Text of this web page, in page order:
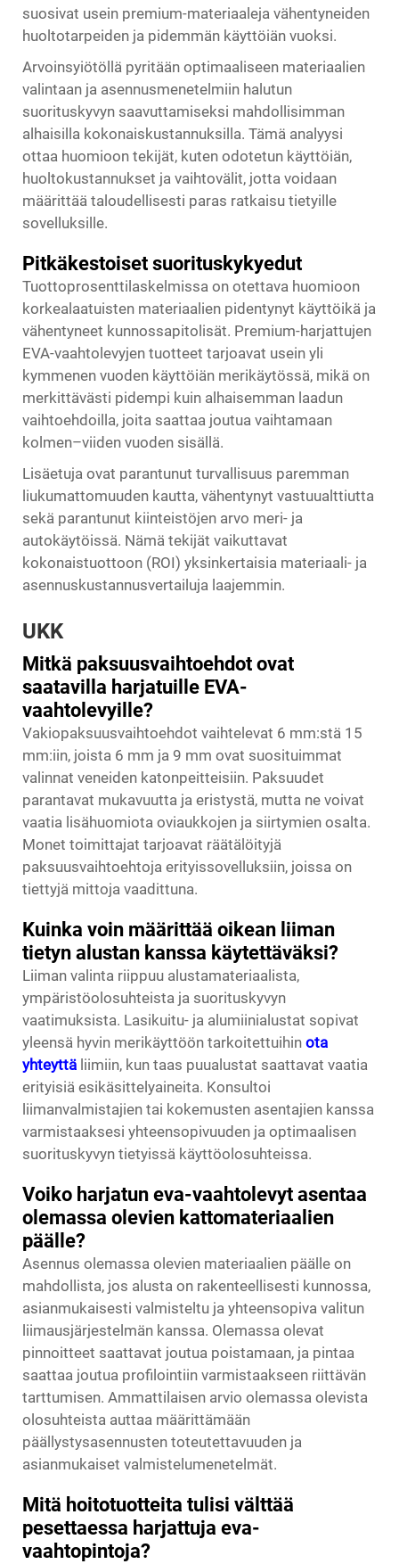
suosivat usein premium-materiaaleja vähentyneiden
huoltotarpeiden ja pidemmän käyttöiän vuoksi.
Arvoinsyiötöllä pyritään optimaaliseen materiaalien
valintaan ja asennusmenetelmiin halutun
suorituskyvyn saavuttamiseksi mahdollisimman
alhaisilla kokonaiskustannuksilla. Tämä analyysi
ottaa huomioon tekijät, kuten odotetun käyttöiän,
huoltokustannukset ja vaihtovälit, jotta voidaan
määrittää taloudellisesti paras ratkaisu tietyille
sovelluksille.
Pitkäkestoiset suorituskykyedut
Tuottoprosenttilaskelmissa on otettava huomioon
korkealaatuisten materiaalien pidentynyt käyttöikä ja
vähentyneet kunnossapitolisät. Premium-harjattujen
EVA-vaahtolevyjen tuotteet tarjoavat usein yli
kymmenen vuoden käyttöiän merikäytössä, mikä on
merkittävästi pidempi kuin alhaisemman laadun
vaihtoehdoilla, joita saattaa joutua vaihtamaan
kolmen–viiden vuoden sisällä.
Lisäetuja ovat parantunut turvallisuus paremman
liukumattomuuden kautta, vähentynyt vastuualttiutta
sekä parantunut kiinteistöjen arvo meri- ja
autokäytöissä. Nämä tekijät vaikuttavat
kokonaistuottoon (ROI) yksinkertaisia materiaali- ja
asennuskustannusvertailuja laajemmin.
UKK
Mitkä paksuusvaihtoehdot ovat
saatavilla harjatuille EVA-
vaahtolevyille?
Vakiopaksuusvaihtoehdot vaihtelevat 6 mm:stä 15
mm:iin, joista 6 mm ja 9 mm ovat suosituimmat
valinnat veneiden katonpeitteisiin. Paksuudet
parantavat mukavuutta ja eristystä, mutta ne voivat
vaatia lisähuomiota oviaukkojen ja siirtymien osalta.
Monet toimittajat tarjoavat räätälöityjä
paksuusvaihtoehtoja erityissovelluksiin, joissa on
tiettyjä mittoja vaadittuna.
Kuinka voin määrittää oikean liiman
tietyn alustan kanssa käytettäväksi?
Liiman valinta riippuu alustamateriaalista,
ympäristöolosuhteista ja suorituskyvyn
vaatimuksista. Lasikuitu- ja alumiinialustat sopivat
yleensä hyvin merikäyttöön tarkoitettuihin ota
yhteyttä liimiin, kun taas puualustat saattavat vaatia
erityisiä esikäsittelyaineita. Konsultoi
liimanvalmistajien tai kokemusten asentajien kanssa
varmistaaksesi yhteensopivuuden ja optimaalisen
suorituskyvyn tietyissä käyttöolosuhteissa.
Voiko harjatun eva-vaahtolevyt asentaa
olemassa olevien kattomateriaalien
päälle?
Asennus olemassa olevien materiaalien päälle on
mahdollista, jos alusta on rakenteellisesti kunnossa,
asianmukaisesti valmisteltu ja yhteensopiva valitun
liimausjärjestelmän kanssa. Olemassa olevat
pinnoitteet saattavat joutua poistamaan, ja pintaa
saattaa joutua profilointiin varmistaakseen riittävän
tarttumisen. Ammattilaisen arvio olemassa olevista
olosuhteista auttaa määrittämään
päällystysasennusten toteutettavuuden ja
asianmukaiset valmistelumenetelmät.
Mitä hoitotuotteita tulisi välttää
pesettaessa harjattuja eva-
vaahtopintoja?